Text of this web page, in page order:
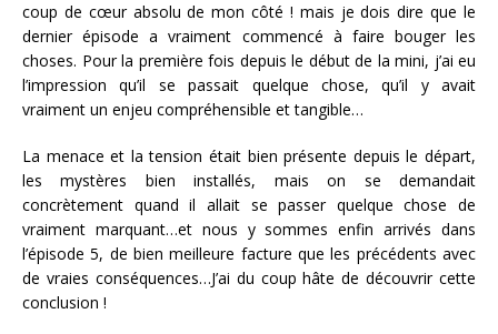
coup de cœur absolu de mon côté ! mais je dois dire que le
dernier épisode a vraiment commencé à faire bouger les
choses. Pour la première fois depuis le début de la mini, j’ai eu
l’impression qu’il se passait quelque chose, qu’il y avait
vraiment un enjeu compréhensible et tangible…
La menace et la tension était bien présente depuis le départ,
les mystères bien installés, mais on se demandait
concrètement quand il allait se passer quelque chose de
vraiment marquant…et nous y sommes enfin arrivés dans
l’épisode 5, de bien meilleure facture que les précédents avec
de vraies conséquences…J’ai du coup hâte de découvrir cette
conclusion !